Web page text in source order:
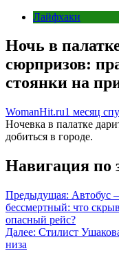
Лайфхаки
Ночь в
сюрпризов:
стоянки на
WomanHit.ru1 месяц
Ночевка в палатке
добиться в городе.
Навигация по
Предыдущая: Автобус
бессмертный: что
опасный рейс?
Далее: Стилист
низа